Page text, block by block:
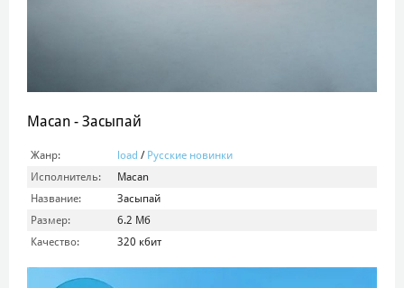
Macan - Засыпай
Жанр: load / Русские новинки
Исполнитель:
Macan
Название:
Засыпай
Размер:
6.2 Mб
Качество:
320 кбит